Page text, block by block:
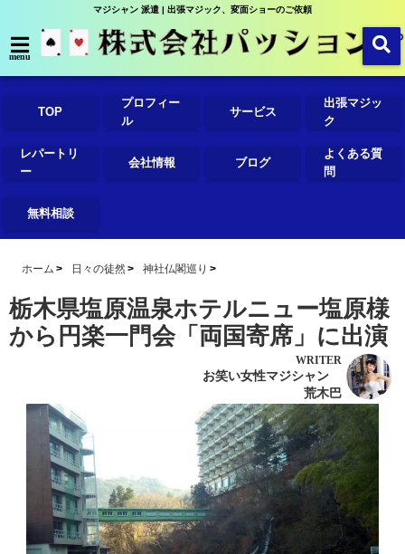
マジシャン 派遣 | 出張マジック、変面ショーのご依頼
menu
TOP
プロフィー
ル
サービス
出張マジッ
ク
レパートリ
ー
会社情報 ブログ
よくある質
問
無料相談
ホーム 日々の徒然 神社仏閣巡り
栃木県塩原温泉ホテルニュー塩原様
から円楽一門会「両国寄席」に出演
WRITER
お笑い女性マジシャン
荒木巴